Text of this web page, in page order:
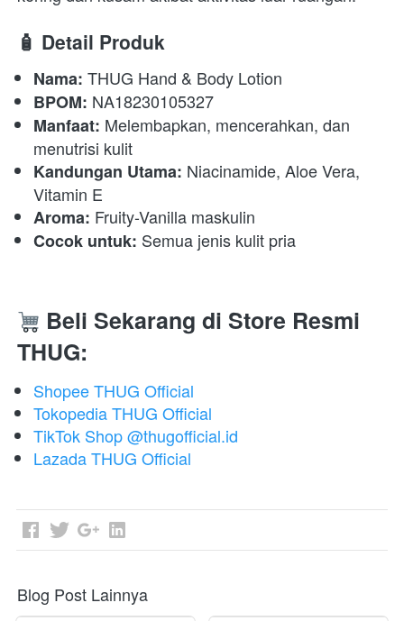
🧴 Detail Produk
Nama: THUG Hand & Body Lotion
BPOM: NA18230105327
Manfaat: Melembapkan, mencerahkan, dan
menutrisi kulit
Kandungan Utama: Niacinamide, Aloe Vera,
Vitamin E
Aroma: Fruity-Vanilla maskulin
Cocok untuk: Semua jenis kulit pria
Beli Sekarang di Store Resmi
THUG:
Shopee THUG Official
Tokopedia THUG Official
TikTok Shop @thugofficial.id
Lazada THUG Official
Blog Post Lainnya